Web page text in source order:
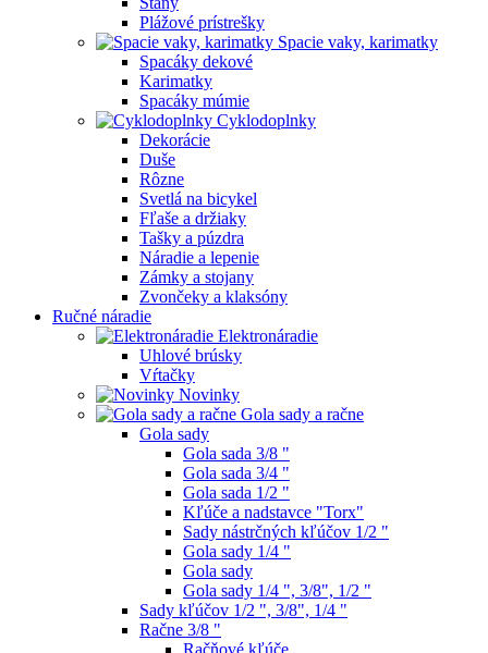
Plážové prístrešky
Spacie vaky, karimatky
Spacáky dekové
Karimatky
Spacáky múmie
Cyklodoplnky
Dekorácie
Duše
Rôzne
Svetlá na bicykel
Fľaše a držiaky
Tašky a púzdra
Náradie a lepenie
Zámky a stojany
Zvončeky a klaksóny
Ručné náradie
Elektronáradie
Uhlové brúsky
Vŕtačky
Novinky
Gola sady a račne
Gola sady
Gola sada 3/8 "
Gola sada 3/4 "
Gola sada 1/2 "
Kľúče a nadstavce "Torx"
Sady nástrčných kľúčov 1/2 "
Gola sady 1/4 "
Gola sady
Gola sady 1/4 ", 3/8", 1/2 "
Sady kľúčov 1/2 ", 3/8", 1/4 "
Račne 3/8 "
Račňové kľúče